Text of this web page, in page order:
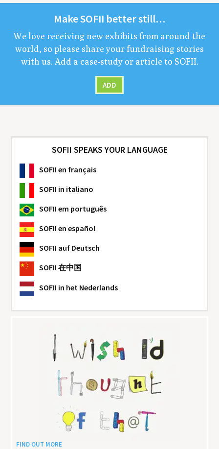
MakeSOFII bet­ter still…
We love receiv­ing new exhibits from around the
world, so please share your fundrais­ing sto­ries
with us. Add a case-study or arti­cle to SOFII.
ADD
SOFII SPEAKS YOUR LANGUAGE
SOFII en français
SOFII in italiano
SOFII em português
SOFII en español
SOFII auf Deutsch
SOFII 在中国
SOFII in het Nederlands
FIND OUT MORE